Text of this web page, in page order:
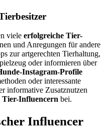
viele erfolgreiche Tier-
und Anregungen für andere
zur artgerechten Tierhaltung,
oder informieren über
Instagram-Profile
oder interessante
informative Zusatznutzen
Tier-Influencern bei.
Influencer